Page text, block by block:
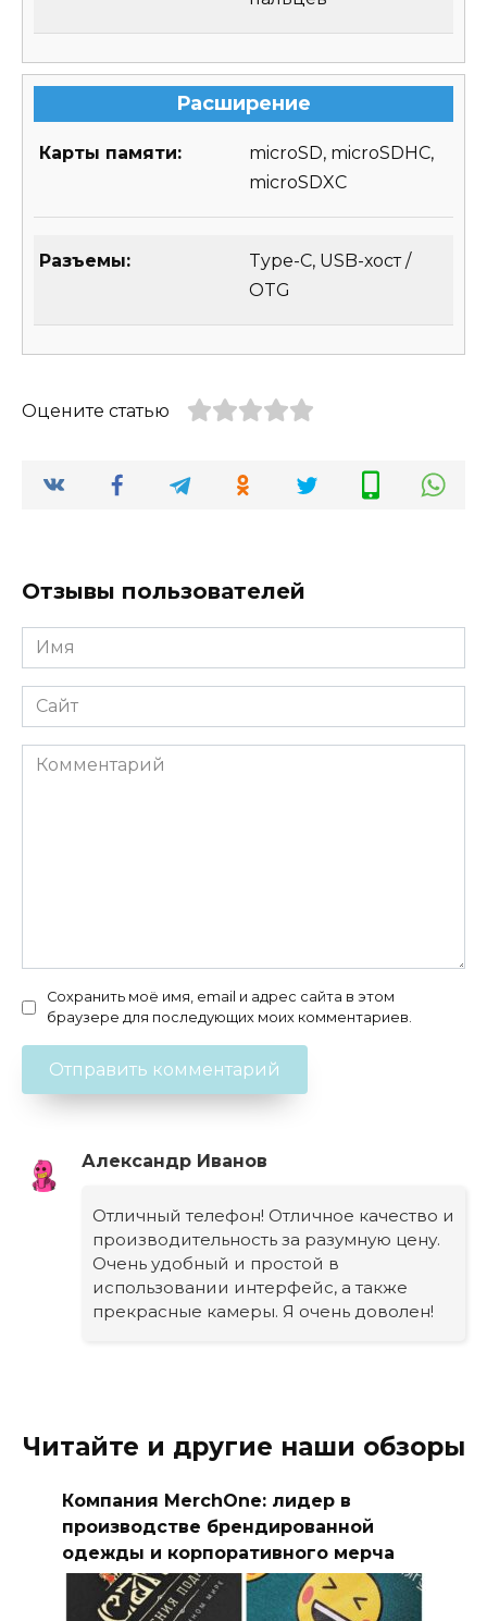
Расширение
Карты памяти:
microSD, microSDHC,
microSDXC
Разъемы:
Type-C, USB-хост /
OTG
Оцените статью
Отзывы пользователей
Имя
*
Сайт
Комментарий
Сохранить моё имя, email и адрес сайта в этом
браузере для последующих моих комментариев.
Александр Иванов
Отличный телефон! Отличное качество и
производительность за разумную цену.
Очень удобный и простой в
использовании интерфейс, а также
прекрасные камеры. Я очень доволен!
Читайте и другие наши обзоры
Компания MerchOne: лидер в
производстве брендированной
одежды и корпоративного мерча